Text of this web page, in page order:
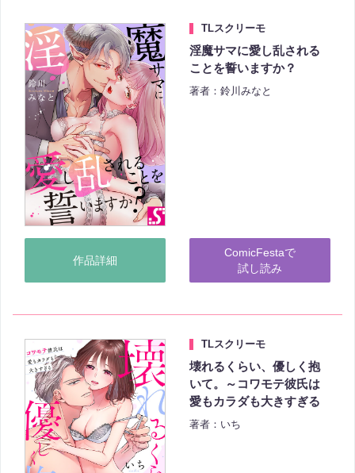
TLスクリーモ
淫魔サマに愛し乱される
ことを誓いますか？
著者：鈴川みなと
作品詳細
ComicFestaで
試し読み
TLスクリーモ
壊れるくらい、優しく抱
いて。～コワモテ彼氏は
愛もカラダも大きすぎる
著者：いち